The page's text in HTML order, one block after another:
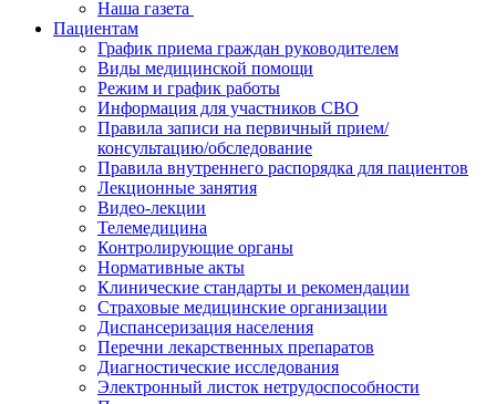
​​Наша газета
Пациентам
График приема граждан руководителем
Виды медицинской помощи
Режим и график работы
Информация для участников СВО
Правила записи на первичный прием/
консультацию/обследование
Правила внутреннего распорядка для пациентов
Лекционные занятия
Видео-лекции
Телемедицина
Контролирующие органы
Нормативные акты
Клинические стандарты и рекомендации
Страховые медицинские организации
Диспансеризация населения
Перечни лекарственных препаратов
Диагностические исследования
Электронный листок нетрудоспособности